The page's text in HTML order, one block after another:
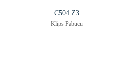
C504 Z3
Klips Pabucu